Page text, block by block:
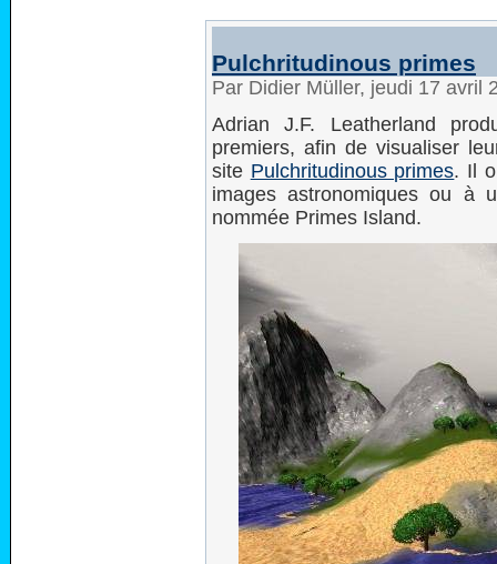
Pulchritudinous primes
Par Didier Müller, jeudi 17 avril
Adrian J.F. Leatherland
premiers, afin de visualiser
site Pulchritudinous primes. Il
images astronomiques ou
nommée Primes Island.